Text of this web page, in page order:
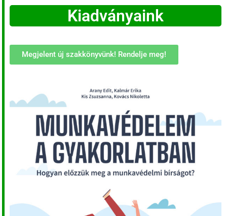
Kiadványaink
Megjelent új szakkönyvünk! Rendelje meg!